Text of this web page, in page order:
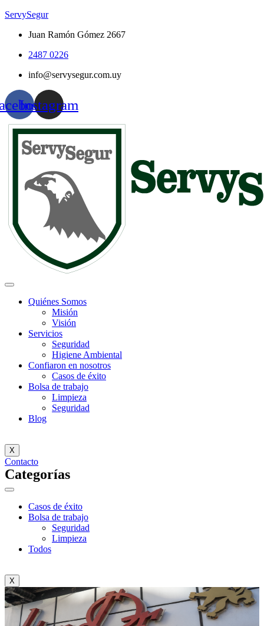
ServySegur
Juan Ramón Gómez 2667
2487 0226
info@servysegur.com.uy
Instagram
Quiénes Somos
Misión
Visión
Servicios
Seguridad
Higiene Ambiental
Confiaron en nosotros
Casos de éxito
Bolsa de trabajo
Limpieza
Seguridad
Blog
X
Contacto
Categorías
Casos de éxito
Bolsa de trabajo
Seguridad
Limpieza
Todos
X